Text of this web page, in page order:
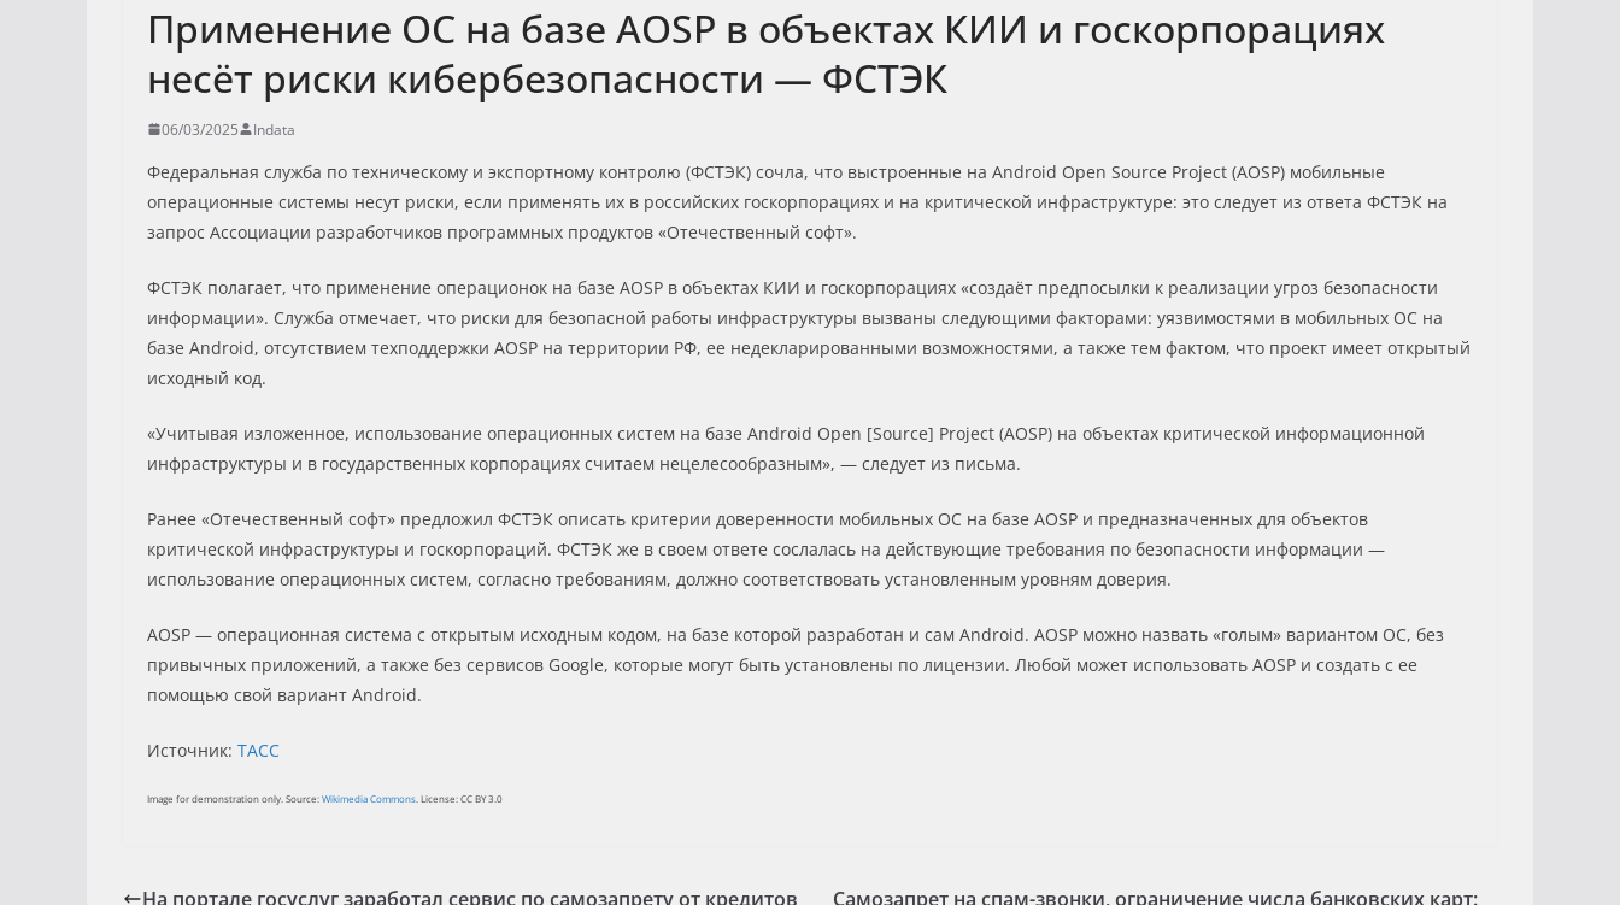
Применение ОС на базе AOSP в объектах КИИ и госкорпорациях
несёт риски кибербезопасности — ФСТЭК
06/03/2025 Indata
Федеральная служба по техническому и экспортному контролю (ФСТЭК) сочла, что выстроенные на Android Open Source Project (AOSP) мобильные
операционные системы несут риски, если применять их в российских госкорпорациях и на критической инфраструктуре: это следует из ответа ФСТЭК на
запрос Ассоциации разработчиков программных продуктов «Отечественный софт».
ФСТЭК полагает, что применение операционок на базе AOSP в объектах КИИ и госкорпорациях «создаёт предпосылки к реализации угроз безопасности
информации». Служба отмечает, что риски для безопасной работы инфраструктуры вызваны следующими факторами: уязвимостями в мобильных ОС на
базе Android, отсутствием техподдержки AOSP на территории РФ, ее недекларированными возможностями, а также тем фактом, что проект имеет открытый
исходный код.
«Учитывая изложенное, использование операционных систем на базе Android Open [Source] Project (AOSP) на объектах критической информационной
инфраструктуры и в государственных корпорациях считаем нецелесообразным», — следует из письма.
Ранее «Отечественный софт» предложил ФСТЭК описать критерии доверенности мобильных ОС на базе AOSP и предназначенных для объектов
критической инфраструктуры и госкорпораций. ФСТЭК же в своем ответе сослалась на действующие требования по безопасности информации —
использование операционных систем, согласно требованиям, должно соответствовать установленным уровням доверия.
AOSP — операционная система с открытым исходным кодом, на базе которой разработан и сам Android. AOSP можно назвать «голым» вариантом ОС, без
привычных приложений, а также без сервисов Google, которые могут быть установлены по лицензии. Любой может использовать AOSP и создать с ее
помощью свой вариант Android.
Источник: ТАСС
Image for demonstration only. Source:Wikimedia Commons . License: CC BY 3.0
На портале госуслуг заработал сервис по самозапрету от кредитов
Самозапрет на спам-звонки, ограничение числа банковских карт: